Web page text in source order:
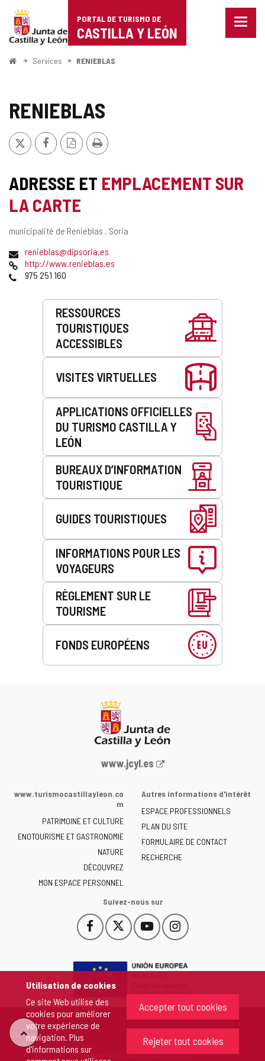
Utilisation de cookies
Ce site Web utilise des
cookies pour améliorer
votre expérience de
navigation. Plus
d'informations sur
Accepter tout cookies
Rejeter tout cookies
Portal
de
Turismo
Castilla
León
PORTAL DE TURISMO DE
CASTILLA Y LEÓN
Menu
<
Services RENIEBLAS
RENIEBLAS
X FacebookVersion
PDF
Imprimer
ADRESSE ET EMPLACEMENT SUR
LA CARTE
Adresse
municipalité de Renieblas . Soria
Adresse
de
courrier
renieblas@dipsoria.es
Page
Web
http://www.renieblas.es
Téléphones
975 251 160
Prestations
RESSOURCES
TOURISTIQUES
ACCESSIBLES
VISITES VIRTUELLES
APPLICATIONS OFFICIELLES
DU TURISMO CASTILLA Y
LEÓN
BUREAUX D’INFORMATION
TOURISTIQUE
GUIDES TOURISTIQUES
INFORMATIONS POUR LES
VOYAGEURS
RÈGLEMENT SUR LE
TOURISME
FONDS EUROPÉENS
Portail
la
de
Castilla
y
León
-
www.jcyl.es
www.turismocastillayleon.co
m
PATRIMOINE ET CULTURE
ENOTOURISME ET GASTRONOMIE
NATURE
DÉCOUVREZ
MON ESPACE PERSONNEL
Autres informations d'intérêt
ESPACE PROFESSIONNELS
PLAN DU SITE
FORMULAIRE DE CONTACT
RECHERCHE
Suivez-nous sur
Facebook
Este
enlace
abrirá
una
ventana
nueva.
Este
enlace
abrirá
ventana
nueva.
YouTube
Este
enlace
abrirá
ventana
nueva.
Instagram
Este
enlace
abrirá
ventana
nueva.
"Retour
Copyright 2026 - Junta de Castilla y León